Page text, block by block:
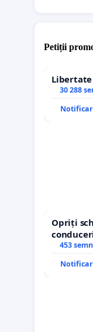
Petiții
Libertate
30 288
Opriți
453